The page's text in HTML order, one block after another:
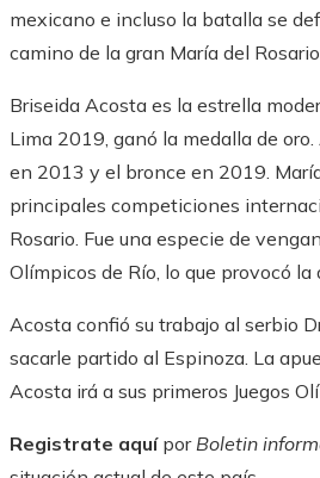
mexicano e incluso la batalla se
camino de la gran María del
Briseida Acosta es la estrella
Lima 2019, ganó la medalla de
en 2013 y el bronce en 2019.
principales competiciones
Rosario. Fue una especie de
Olímpicos de Río, lo que provocó
Acosta confió su trabajo al serbio
sacarle partido al Espinoza. La
Acosta irá a sus primeros Juegos
Registrate aquí porBoletin